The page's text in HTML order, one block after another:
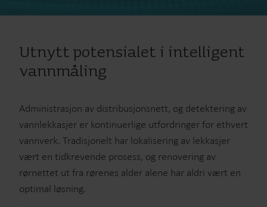
Utnytt potensialet i intelligent
vannmåling
Administrasjon av distribusjonsnett, og detektering av
vannlekkasjer er kontinuerlige utfordringer for ethvert
vannverk. Tradisjonelt har lokalisering av lekkasjer
vært en tidkrevende prosess, og renovering av
rørnettet ut fra rørenes alder alene har aldri vært en
optimal løsning.